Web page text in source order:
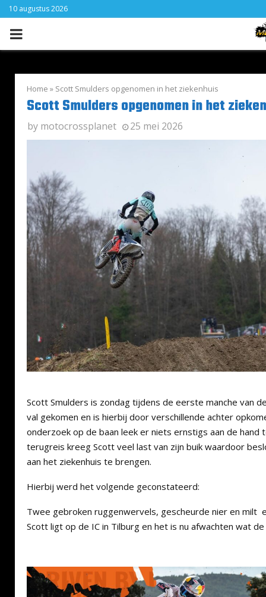
10 augustus 2026
PRIMARY
Home » Scott Smulders opgenomen in het ziekenhuis
Scott Smulders opgenomen in het
by motocrossplanet 25 mei 2026
Scott Smulders is zondag tijdens de eerste manche van
val gekomen en is hierbij door verschillende achter
onderzoek op de baan leek er niets ernstigs aan de hand
terugreis kreeg Scott veel last van zijn buik waardoor
aan het ziekenhuis te brengen.
Hierbij werd het volgende geconstateerd:
Twee gebroken ruggenwervels, gescheurde nier en milt
Scott ligt op de IC in Tilburg en het is nu afwachten wat